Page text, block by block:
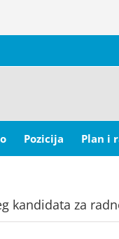
Pozicija Plan i
kandidata za